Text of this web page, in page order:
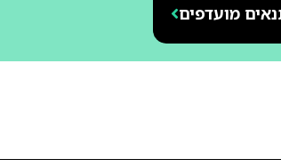
מועדפים